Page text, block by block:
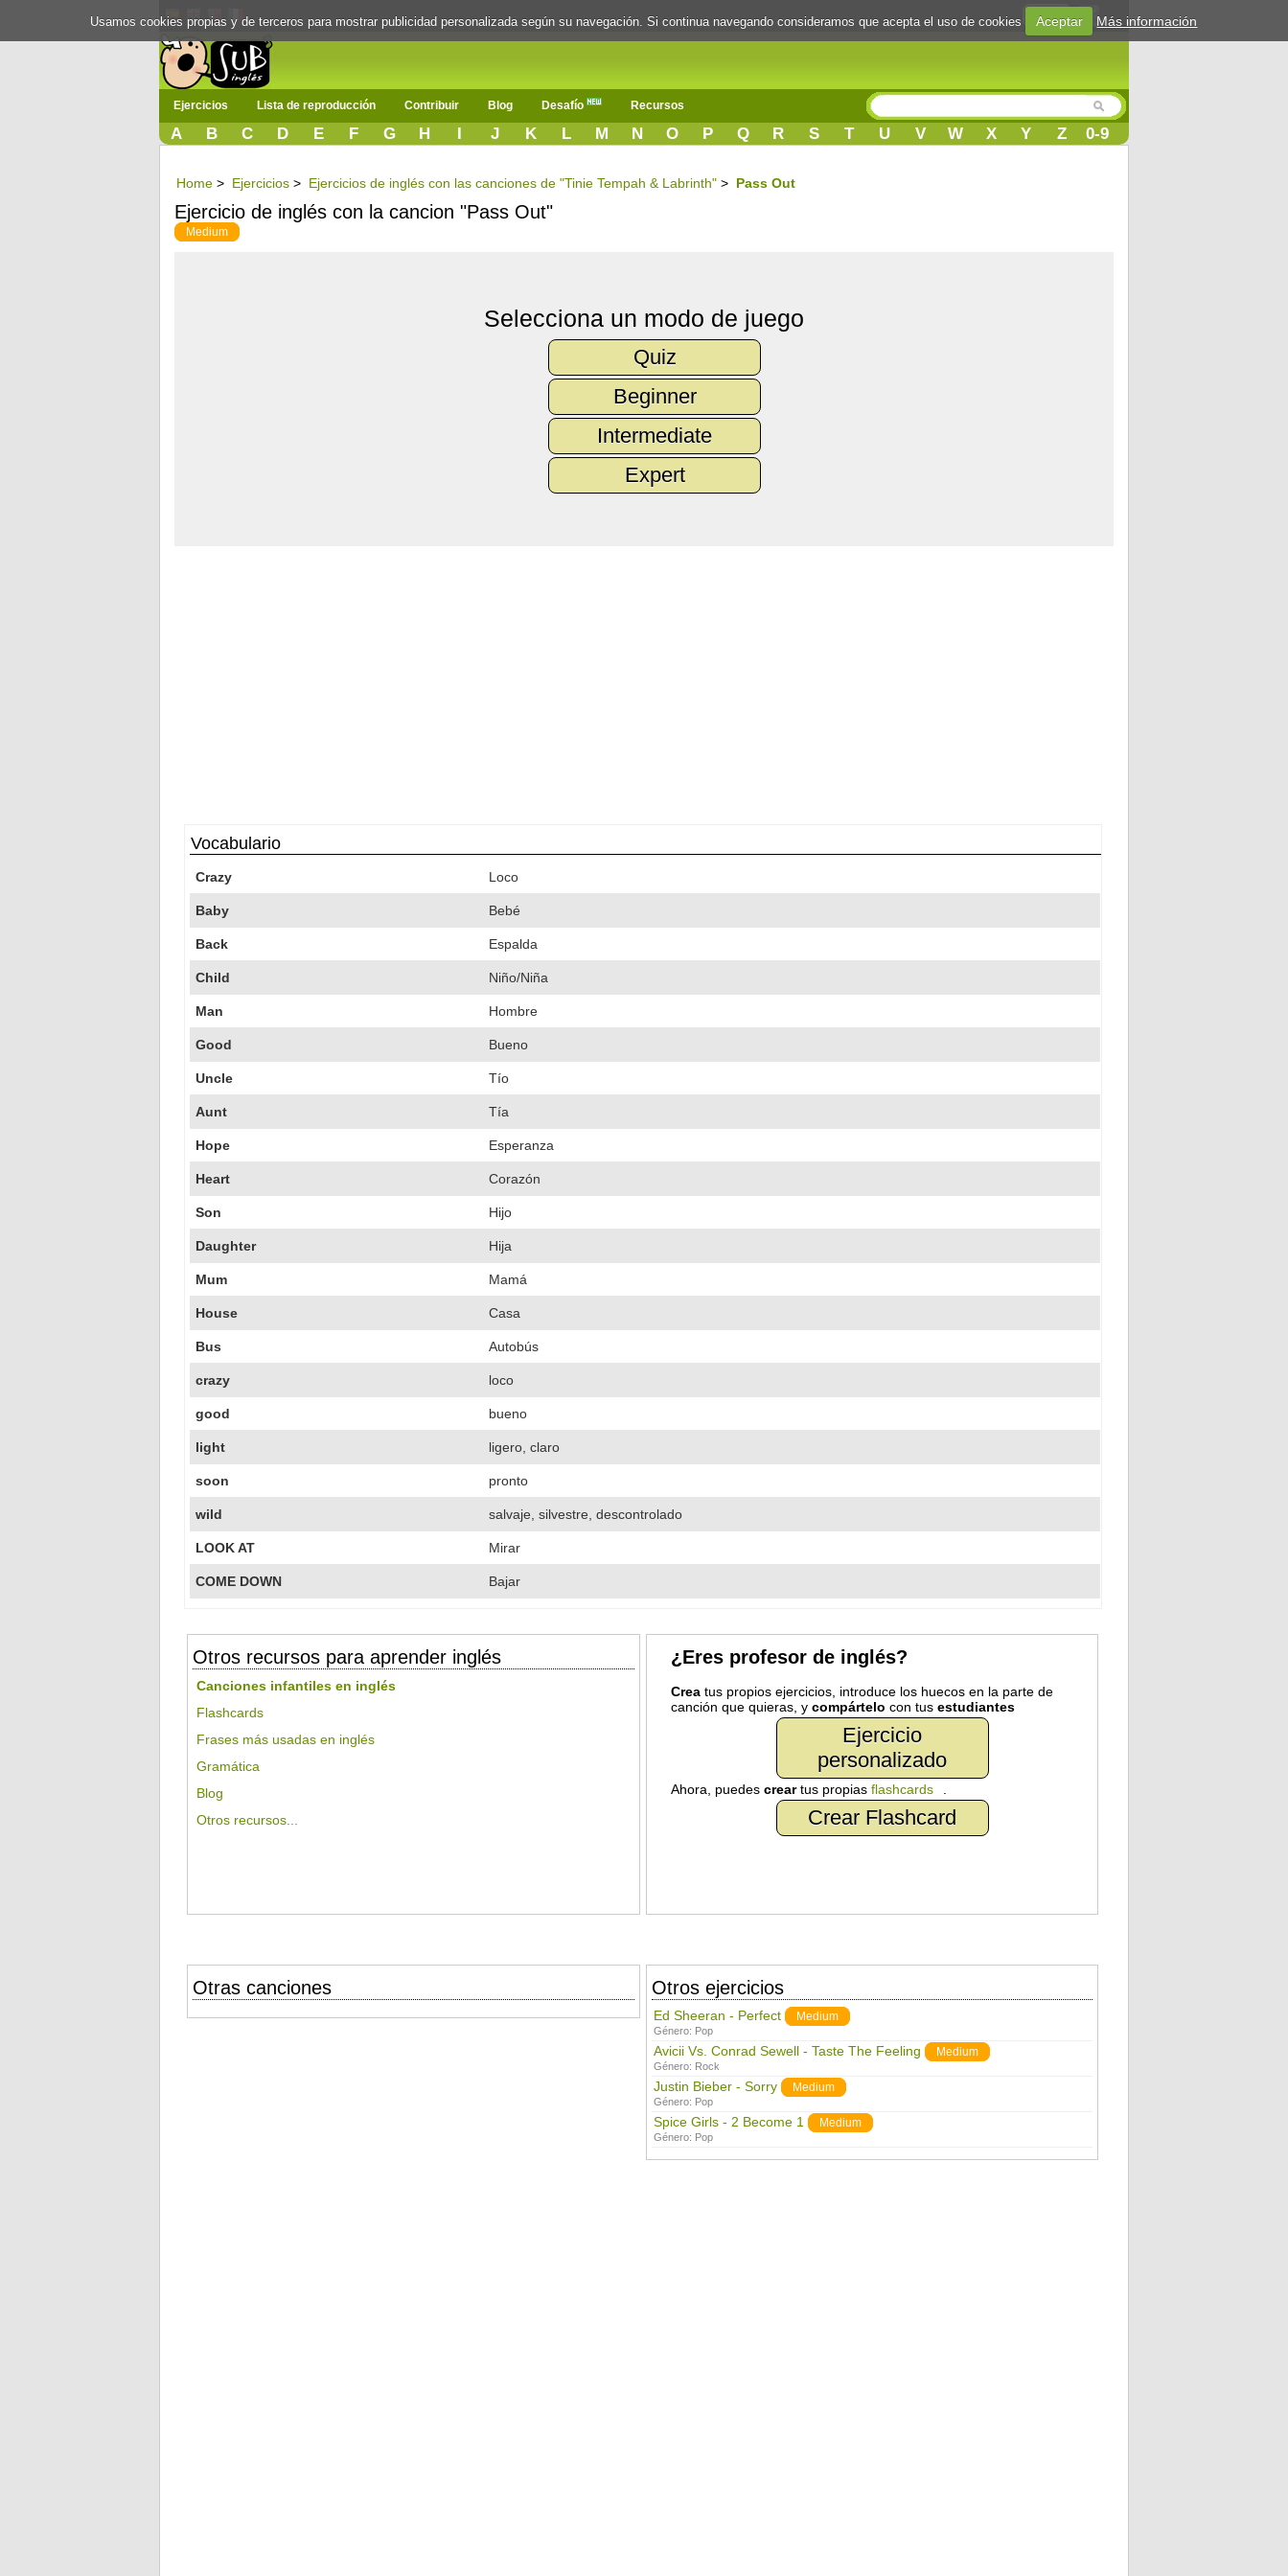
Login
Ejercicios Lista de reproducción Contribuir Blog Desafío Recursos
A B C D E F G H I J K L M N O P Q R S T U V W X Y Z 0-9
Home > Ejercicios > Ejercicios de inglés con las canciones de "Tinie Tempah & Labrinth" > Pass Out
Ejercicio de inglés con la cancion "Pass Out"
Medium
Selecciona un modo de juego
Quiz
Beginner
Intermediate
Expert
Vocabulario
Crazy Loco
Baby Bebé
Back Espalda
Child Niño/Niña
Man Hombre
Good Bueno
Uncle Tío
Aunt Tía
Hope Esperanza
Heart Corazón
Son Hijo
Daughter Hija
Mum Mamá
House Casa
Bus Autobús
crazy loco
good bueno
light ligero, claro
soon pronto
wild salvaje, silvestre, descontrolado
LOOK AT Mirar
COME DOWN Bajar
Otros recursos para aprender inglés
Canciones infantiles en inglés
Flashcards
Frases más usadas en inglés
Gramática
Blog
Otros recursos...
¿Eres profesor de inglés?
Creatus propios ejercicios, introduce los huecos en la parte de
canción que quieras, y compártelo con tus estudiantes
Ejercicio
personalizado
Ahora, puedes creartus propias flashcards
Crear Flashcard
Otras canciones Otros ejercicios
Ed Sheeran - Perfect Medium
Género: Pop
Avicii Vs. Conrad Sewell - Taste The Feeling Medium
Género: Rock
Justin Bieber - Sorry Medium
Género: Pop
Spice Girls - 2 Become 1 Medium
Género: Pop
Usamos cookies propias y de terceros para mostrar publicidad personalizada según su navegación. Si continua navegando consideramos que acepta el uso de cookies Aceptar Más información